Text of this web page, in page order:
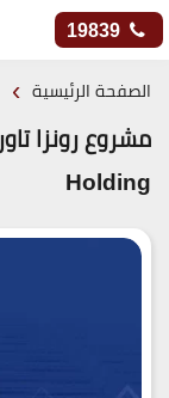
19839
الصفحة الرئيسية ›
Holding